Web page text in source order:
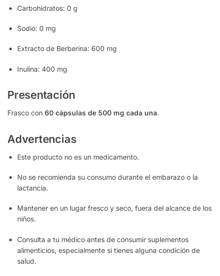
Carbohidratos: 0 g
Sodio: 0 mg
Extracto de Berberina: 600 mg
Inulina: 400 mg
Presentación
Frasco con 60 cápsulas de 500 mg cada una.
Advertencias
Este producto no es un medicamento.
No se recomienda su consumo durante el embarazo o la
lactancia.
Mantener en un lugar fresco y seco, fuera del alcance de los
niños.
Consulta a tu médico antes de consumir suplementos
alimenticios, especialmente si tienes alguna condición de
salud.